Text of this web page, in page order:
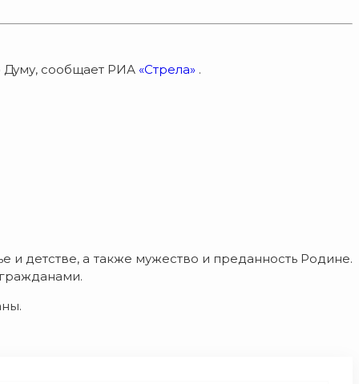
Думу, сообщает РИА «Стрела» .
и детстве, а также мужество и преданность Родине.